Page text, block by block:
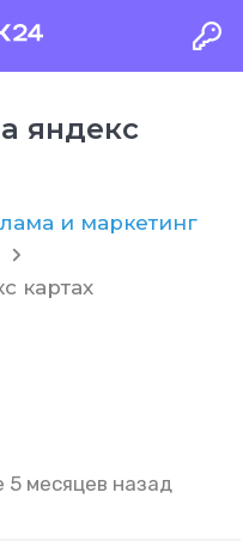
яндекс
и маркетинг
картах
5 месяцев назад